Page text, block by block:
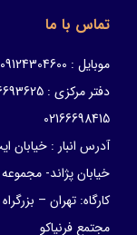
تماس با ما
موبایل : 09124304600
دفتر مرکزی : 02166693625
02166698415
آدرس انبار : خیابان
خیابان پژاند- مجموعه
کارگاه: تهران –
مجتمع فرنیاکو